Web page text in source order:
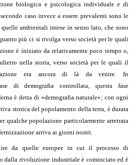
biologica e psicologica individuale e di
caso invece a essere prevalenti sono le
ambientali intese in senso lato, che sono
più ci si rivolga verso società per le quali
è iniziato da relativamente poco tempo o,
nella storia, verso società per le quali il
era ancora di là da venire. In
di demografia controllata, questa fase
è detta di «demografia naturale»; con ogni
storica del popolamento della terra, è durata
qualche popolazione particolarmente arretrata
arriva ai giorni nostri.
da quelle europee in cui il processo di
dalla rivoluzione industriale è cominciato ed è